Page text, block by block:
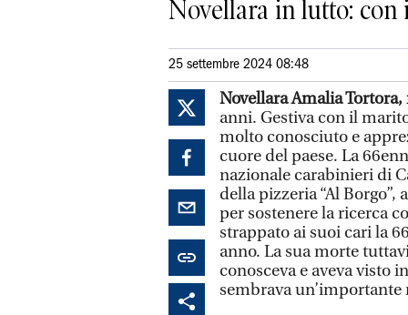
Novellara in lutto:
25 settembre 2024 08:48
NovellaraAmalia
anni. Gestiva con il
molto conosciuto e
cuore del paese. La
nazionale carabinieri di
della pizzeria “Al
per sostenere la ricerca
strappato ai suoi cari la
anno. La sua morte
conosceva e aveva visto
sembrava un’importante